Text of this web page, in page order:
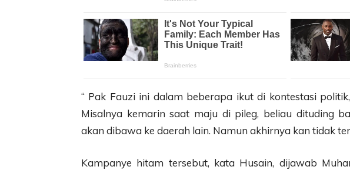
“ Pak Fauzi ini dalam beberapa ikut di kontestasi
Misalnya kemarin saat maju di pileg, beliau dituding
akan dibawa ke daerah lain. Namun akhirnya kan tidak
Kampanye hitam tersebut, kata Husain, dijawab